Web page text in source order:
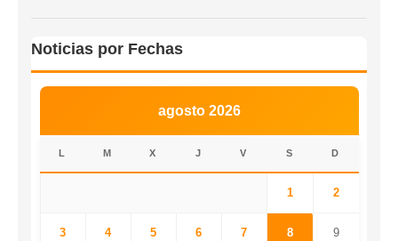
Noticias por Fechas
agosto 2026
L M X J V S D
1 2
3 4 5 6 7 8 9